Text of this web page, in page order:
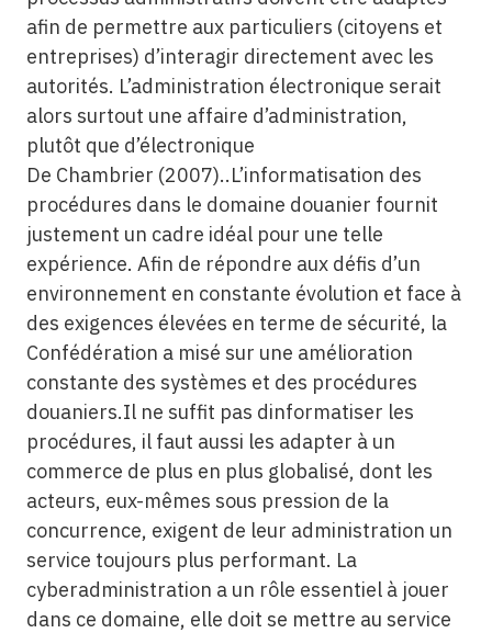
afin de permettre aux particuliers (citoyens et
entreprises) d’interagir directement avec les
autorités. L’administration électronique serait
alors surtout une affaire d’administration,
plutôt que d’électronique
De Chambrier (2007)..L’informatisation des
procédures dans le domaine douanier fournit
justement un cadre idéal pour une telle
expérience. Afin de répondre aux défis d’un
environnement en constante évolution et face à
des exigences élevées en terme de sécurité, la
Confédération a misé sur une amélioration
constante des systèmes et des procédures
douaniers.Il ne suffit pas dinformatiser les
procédures, il faut aussi les adapter à un
commerce de plus en plus globalisé, dont les
acteurs, eux-mêmes sous pression de la
concurrence, exigent de leur administration un
service toujours plus performant. La
cyberadministration a un rôle essentiel à jouer
dans ce domaine, elle doit se mettre au service